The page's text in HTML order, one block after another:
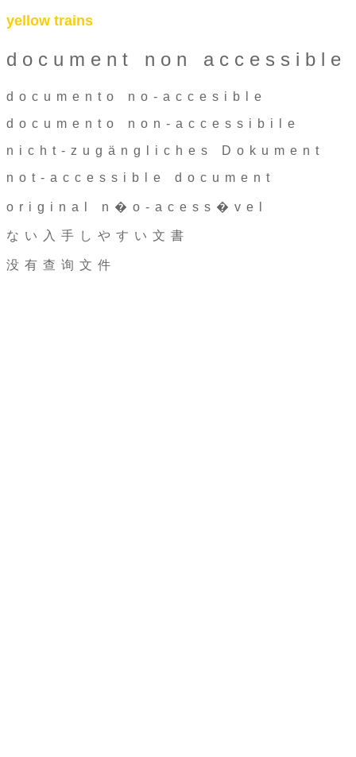
yellow trains
document non accessible
documento no-accesible
documento non-accessibile
nicht-zugängliches Dokument
not-accessible document
original n�o-acess�vel
ない入手しやすい文書
没有查询文件